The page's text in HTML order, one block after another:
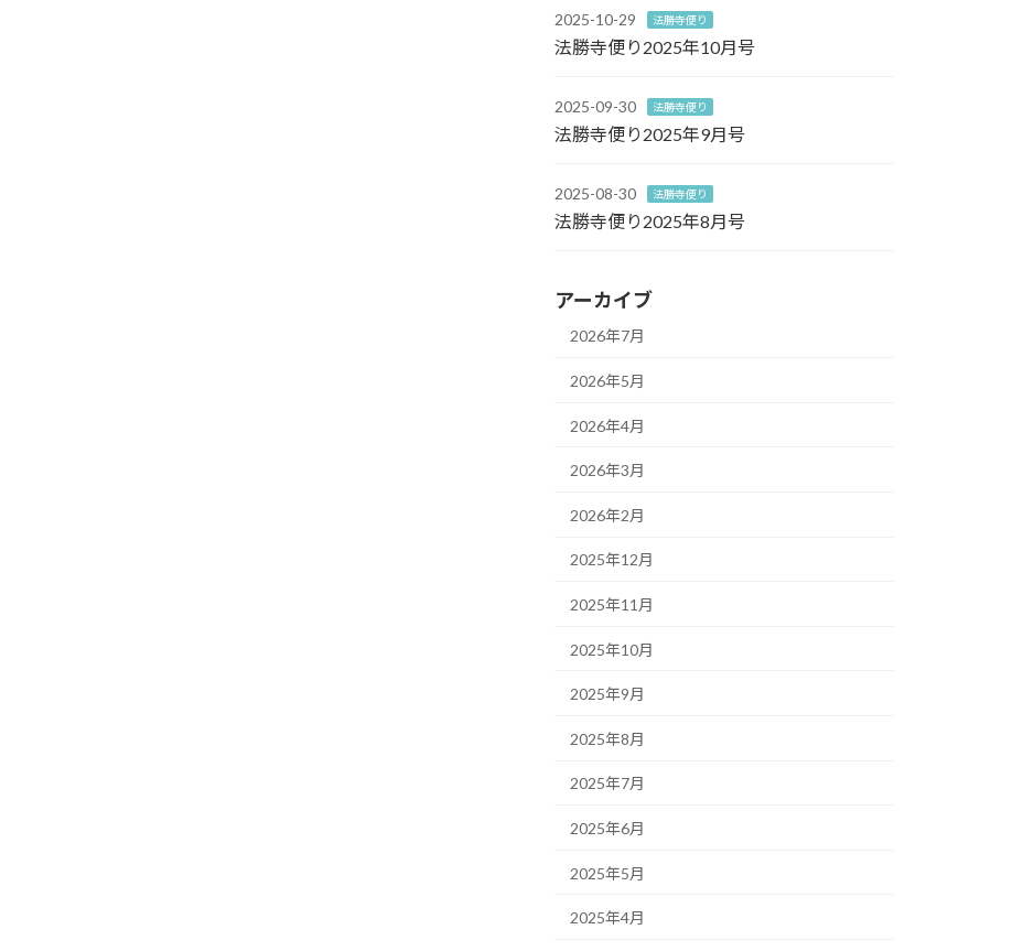
2025-10-29 法勝寺便り
法勝寺便り2025年10月号
2025-09-30 法勝寺便り
法勝寺便り2025年9月号
2025-08-30 法勝寺便り
法勝寺便り2025年8月号
アーカイブ
2026年7月
2026年5月
2026年4月
2026年3月
2026年2月
2025年12月
2025年11月
2025年10月
2025年9月
2025年8月
2025年7月
2025年6月
2025年5月
2025年4月